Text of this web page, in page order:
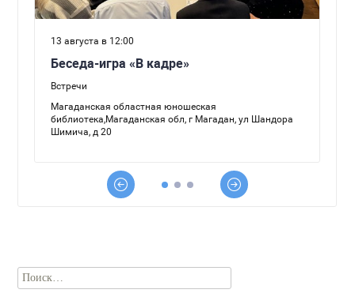
Найти: